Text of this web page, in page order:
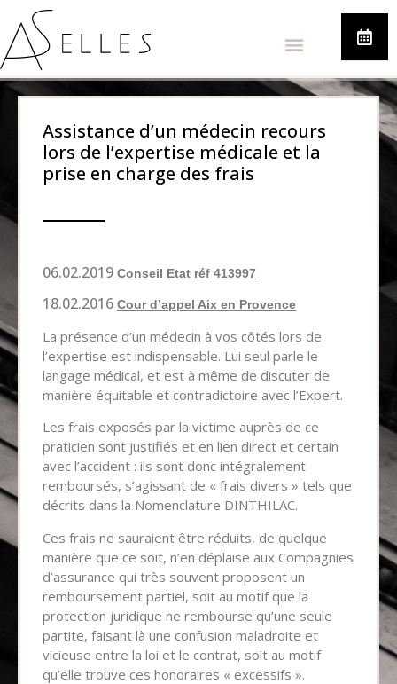
Assistance d’un médecin recours
lors de l’expertise médicale et la
prise en charge des frais​​
06.02.2019 Conseil Etat réf 413997
18.02.2016 Cour d’appel Aix en Provence
La présence d’un médecin à vos côtés lors de
l’expertise est indispensable. Lui seul parle le
langage médical, et est à même de discuter de
manière équitable et contradictoire avec l’Expert.
Les frais exposés par la victime auprès de ce
praticien sont justifiés et en lien direct et certain
avec l’accident : ils sont donc intégralement
remboursés, s’agissant de « frais divers » tels que
décrits dans la Nomenclature DINTHILAC.
Ces frais ne sauraient être réduits, de quelque
manière que ce soit, n’en déplaise aux Compagnies
d’assurance qui très souvent proposent un
remboursement partiel, soit au motif que la
protection juridique ne rembourse qu’une seule
partite, faisant là une confusion maladroite et
vicieuse entre la loi et le contrat, soit au motif
qu’elle trouve ces honoraires « excessifs ».